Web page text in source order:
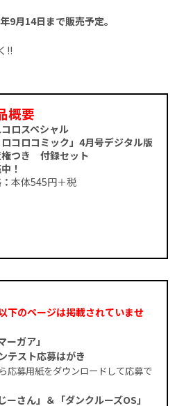
9月14日まで販売予定。
!!
概要
ロスペシャル
ロコロコミック」4月号デジタル版
権つき 付録セット
！
本体545円＋税
下のページは掲載されていませ
ーガア」
テスト応募はがき
応募用紙をダウンロードして応募で
ーさん」＆「ダンクルーズOS」